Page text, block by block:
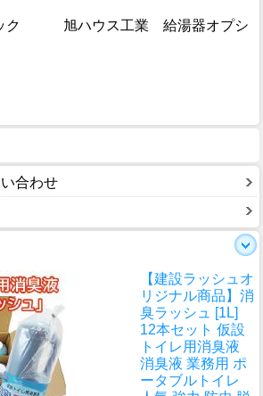
ク 旭ハウス工業 給湯器オプシ
合わせ
【建設ラッシュオ
リジナル商品】消
臭ラッシュ [1L]
12本セット 仮設
トイレ用消臭液
消臭液 業務用 ポ
ータブルトイレ